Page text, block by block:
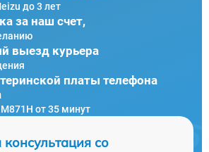
до 3 лет
за наш счет,
выезд курьера
платы телефона
от 35 минут
со